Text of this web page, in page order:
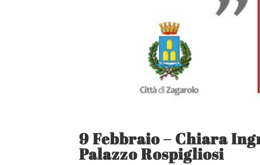
9 Febbraio – Chiara
Palazzo Rospigliosi